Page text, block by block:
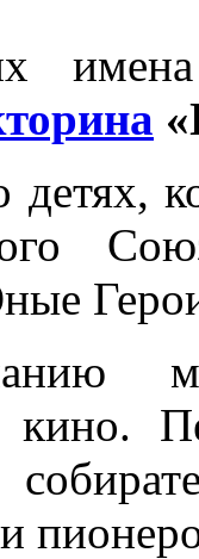
детях,